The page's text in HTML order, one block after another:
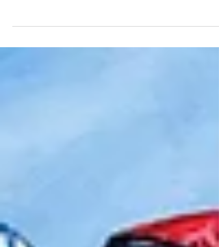
speciale gelegenheid, zoals een